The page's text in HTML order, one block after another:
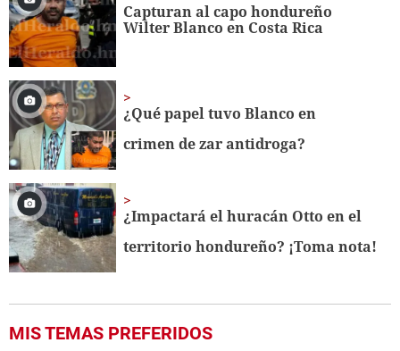
Capturan al capo hondureño
Wilter Blanco en Costa Rica
¿Qué papel tuvo Blanco en
crimen de zar antidroga?
¿Impactará el huracán Otto en el
territorio hondureño? ¡Toma nota!
MIS TEMAS PREFERIDOS